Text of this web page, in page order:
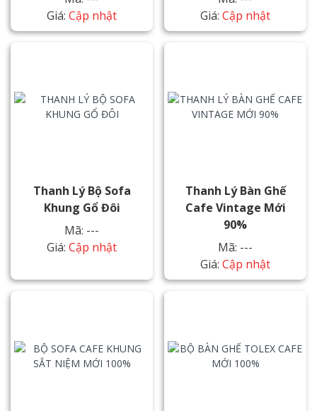
Giá: Cập nhật
Giá: Cập nhật
Thanh Lý Bộ Sofa
Khung Gổ Đôi
Mã: ---
Giá: Cập nhật
Thanh Lý Bàn Ghế
Cafe Vintage Mới
90%
Mã: ---
Giá: Cập nhật